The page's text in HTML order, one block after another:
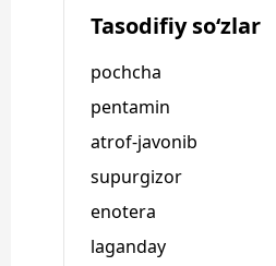
Tasodifiy so‘zlar
pochcha
pentamin
atrof-javonib
supurgizor
enotera
laganday